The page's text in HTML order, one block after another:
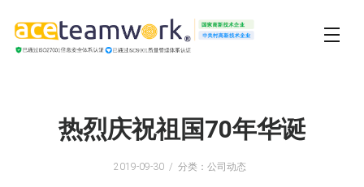
热烈庆祝祖国70年华诞
2019-09-30 分类：公司动态